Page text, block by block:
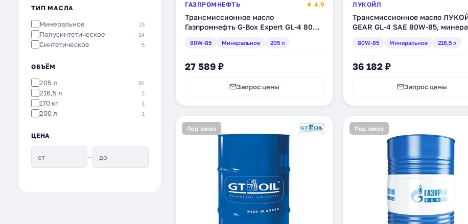
ТИП МАСЛА
Минеральное 15
Полусинтетическое 14
Синтетическое 5
ОБЪЁМ
205 л 30
216,5 л 2
170 кг 1
200 л 1
ЦЕНА
—
ГАЗПРОМНЕФТЬ ★ 4.9
Трансмиссионное масло
Газпромнефть G-Box Expert GL-4 80W-
80W-85 Минеральное 205 л
27 589 ₽
Запрос цены
ЛУКОЙЛ
Трансмиссионное масло
GEAR GL-4 SAE 80W-85,
80W-85 Минеральное 216,5 л
36 182 ₽
Запрос цены
Под заказ Под заказ